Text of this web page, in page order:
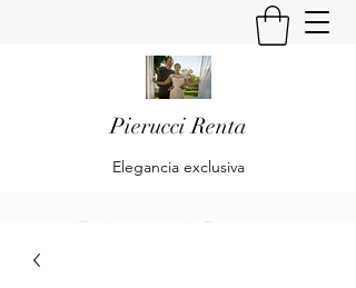
Pierucci Renta
Elegancia exclusiva